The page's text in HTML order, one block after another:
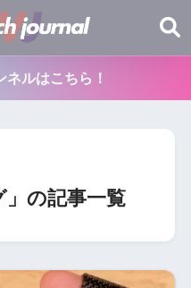
ルはこちら！
」の記事一覧